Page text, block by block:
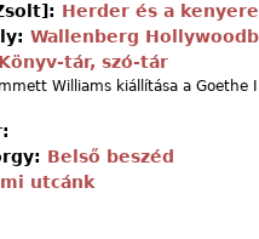
Herder és a
Wallenberg
Könyv-tár, szó-tár
Williams kiállítása a Goethe
Belső beszéd
utcánk